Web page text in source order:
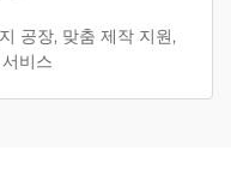
공장, 맞춤 제작 지원,
비스